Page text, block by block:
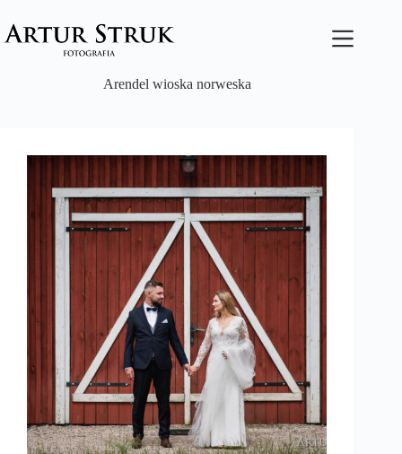
do
treści
Arendel wioska norweska